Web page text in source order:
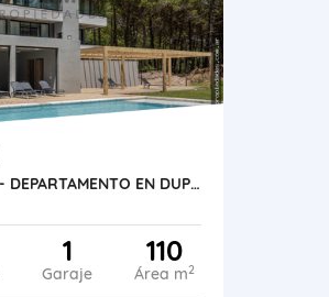
ARENO CASA DE MAR - DEPARTAMENTO EN DUPLEX
1
Garaje
110
Área m2